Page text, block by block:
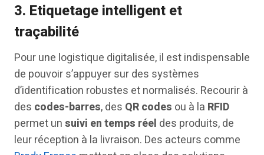
3. Etiquetage intelligent et
traçabilité
Pour une logistique digitalisée, il est indispensable
de pouvoir s’appuyer sur des systèmes
d’identification robustes et normalisés. Recourir à
des codes-barres, des QR codes ou à la RFID
permet unsuivi en temps réel des produits, de
leur réception à la livraison. Des acteurs comme